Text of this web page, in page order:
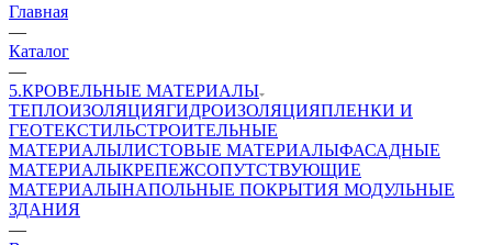
Главная
—
Каталог
—
5.КРОВЕЛЬНЫЕ МАТЕРИАЛЫ
ТЕПЛОИЗОЛЯЦИЯГИДРОИЗОЛЯЦИЯПЛЕНКИ И
ГЕОТЕКСТИЛЬСТРОИТЕЛЬНЫЕ
МАТЕРИАЛЫЛИСТОВЫЕ МАТЕРИАЛЫФАСАДНЫЕ
МАТЕРИАЛЫКРЕПЕЖСОПУТСТВУЮЩИЕ
МАТЕРИАЛЫНАПОЛЬНЫЕ ПОКРЫТИЯ МОДУЛЬНЫЕ
ЗДАНИЯ
—